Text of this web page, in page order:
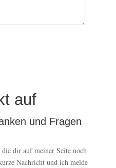
auf
und Fragen
dir auf meiner Seite noch
Nachricht und ich melde